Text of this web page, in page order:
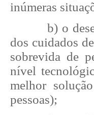
inúmeras
b) o
dos cuidados
sobrevida de
nível
melhor
pessoas);